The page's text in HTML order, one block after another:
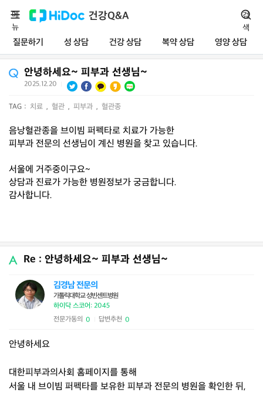
건강Q&A
질문하기 성 상담 건강 상담 복약 상담 영양 상담
메
뉴
검
색
안녕하세요~ 피부과 선생님~
2025.12.20
TAG : 치료 , 혈관 , 피부과 , 혈관종
음낭혈관종을 브이빔 퍼펙타로 치료가 가능한
피부과 전문의 선생님이 계신 병원을 찾고 있습니다.
서울에 거주중이구요~
상담과 진료가 가능한 병원정보가 궁금합니다.
감사합니다.
Re : 안녕하세요~ 피부과 선생님~
김경남 전문의
가톨릭대학교 성빈센트병원
하이닥 스코어: 2045
전문가동의 0 답변추천 0
안녕하세요
대한피부과의사회 홈페이지를 통해
서울 내 브이빔 퍼펙타를 보유한 피부과 전문의 병원을 확인한 뒤,